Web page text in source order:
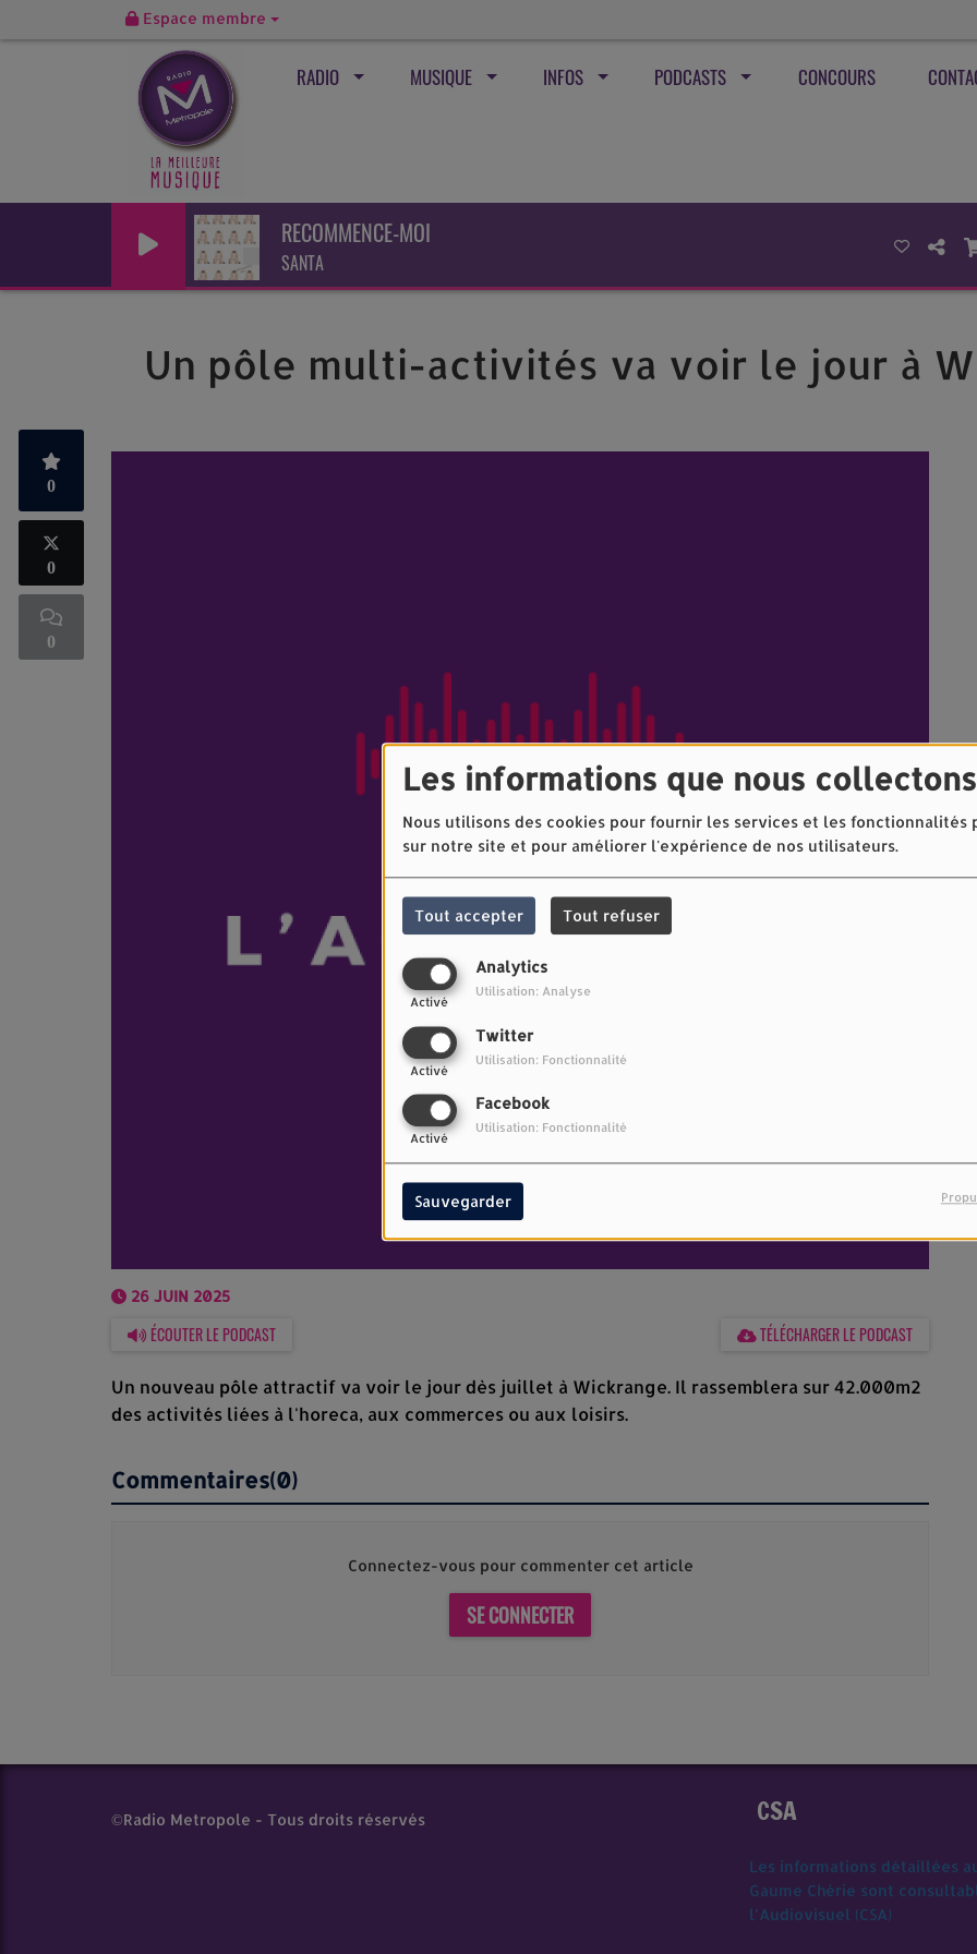
Les informations que nous collectons
Nous utilisons des cookies pour fournir les services et les fonctionnalités
sur notre site et pour améliorer l'expérience de nos utilisateurs.
Tout accepter Tout refuser
Analytics
Activé
Utilisation: Analyse
Twitter
Activé
Utilisation: Fonctionnalité
Facebook
Activé
Utilisation: Fonctionnalité
Sauvegarder
Espace membre
RADIO MUSIQUE INFOS PODCASTS CONCOURS
RECOMMENCE-MOI
SANTA
Un pôle multi-activités va voir le jour à
0
0
0
26 JUIN 2025
ÉCOUTER LE PODCAST TÉLÉCHARGER LE PODCAST
Un nouveau pôle attractif va voir le jour dès juillet à Wickrange. Il rassemblera sur 42.000m2
des activités liées à l'horeca, aux commerces ou aux loisirs.
Commentaires(0)
Connectez-vous pour commenter cet article
SE CONNECTER
©Radio Metropole - Tous droits réservés CSA
Les informations détaillées
Gaume Chérie sont
l’Audiovisuel (CSA)